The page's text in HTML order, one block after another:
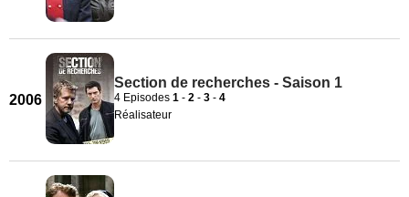
2006
Section de recherches - Saison 1
4 Episodes 1 - 2 - 3 - 4
Réalisateur